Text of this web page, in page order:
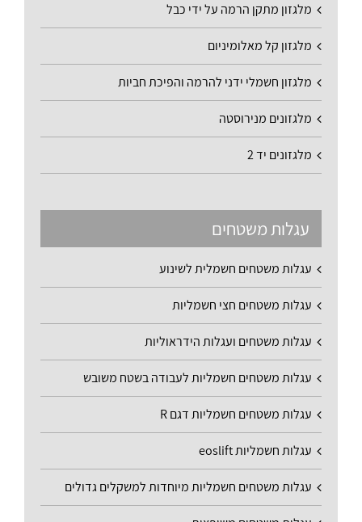
מלגזון מתקן הרמה על ידי כבל
מלגזון קל מאלומיניום
מלגזון חשמלי ידני להרמה והפיכת חביות
מלגזונים מנירוסטה
מלגזונים יד 2
עגלות משטחים
עגלות משטחים חשמלית לשינוע
עגלות משטחים חצי חשמליות
עגלות משטחים ועגלות הידראוליות
עגלות משטחים חשמליות לעבודה בשטח משובש
עגלות משטחים חשמליות דגם R
עגלות חשמליות eoslift
עגלות משטחים חשמליות מיוחדות למשקלים גדולים